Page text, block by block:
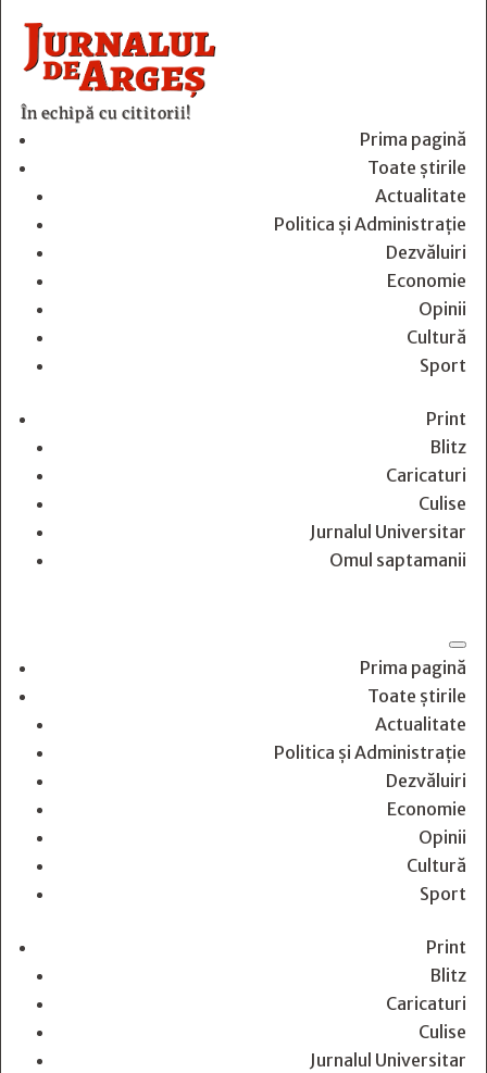
În echipă cu cititorii!
Prima pagină
Toate știrile
Actualitate
Politica și Administrație
Dezvăluiri
Economie
Opinii
Cultură
Sport
Print
Blitz
Caricaturi
Culise
Jurnalul Universitar
Omul saptamanii
Prima pagină
Toate știrile
Actualitate
Politica și Administrație
Dezvăluiri
Economie
Opinii
Cultură
Sport
Print
Blitz
Caricaturi
Culise
Jurnalul Universitar